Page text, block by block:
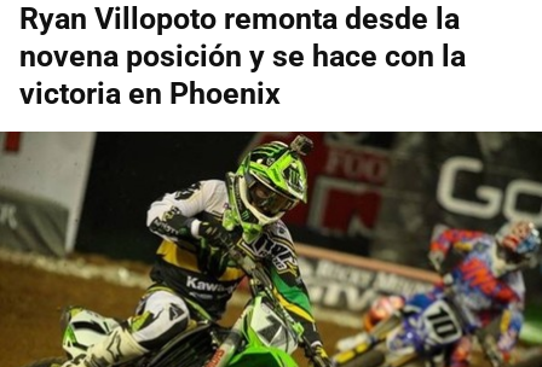
Ryan Villopoto remonta desde la
novena posición y se hace con la
victoria en Phoenix